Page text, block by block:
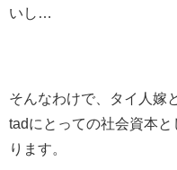
いし…
そんなわけで、タイ人嫁
tadにとっての社会資本
ります。